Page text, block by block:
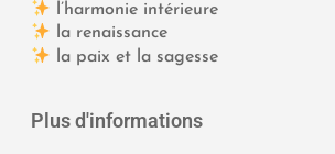
l’harmonie intérieure
la renaissance
la paix et la sagesse
Plus d'informations